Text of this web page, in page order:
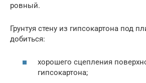
ровный.
Грунтуя стену из гипсокартона под
добиться:
хорошего сцепления
гипсокартона;